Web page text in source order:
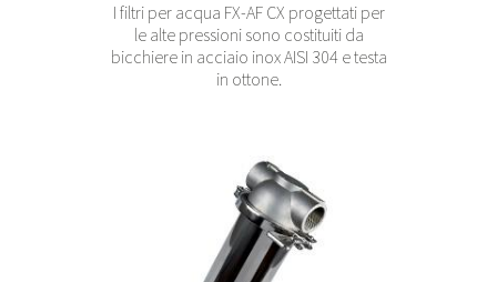
I filtri per acqua FX-AF CX progettati per
le alte pressioni sono costituiti da
bicchiere in acciaio inox AISI 304 e testa
in ottone.